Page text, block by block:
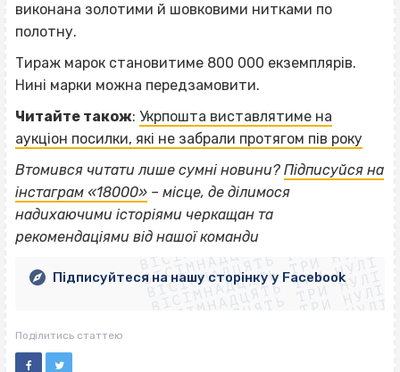
виконана золотими й шовковими нитками по
полотну.
Тираж марок становитиме 800 000 екземплярів.
Нині марки можна передзамовити.
Читайте також: Укрпошта виставлятиме на
аукціон посилки, які не забрали протягом пів року
Втомився читати лише сумні новини? Підписуйся на
інстаграм «18000» – місце, де ділимося
надихаючими історіями черкащан та
рекомендаціями від нашої команди
ВІСІМНАДЦЯТЬ ТРИ НУЛІ
ВІСІМНАДЦЯТЬ ТРИ НУЛІ
ВІСІМНАДЦЯТЬ ТРИ НУЛІ
ВІСІМНАДЦЯТЬ ТРИ НУЛІ
ВІСІМНАДЦЯТЬ ТРИ НУЛІ
ВІСІМНАДЦЯТЬ ТРИ НУЛІ
ВІСІМНАДЦЯТЬ ТРИ НУЛІ
ВІСІМНАДЦЯТЬ ТРИ НУЛІ
Підписуйтеся на нашу сторінку у Facebook
Поділитись статтею